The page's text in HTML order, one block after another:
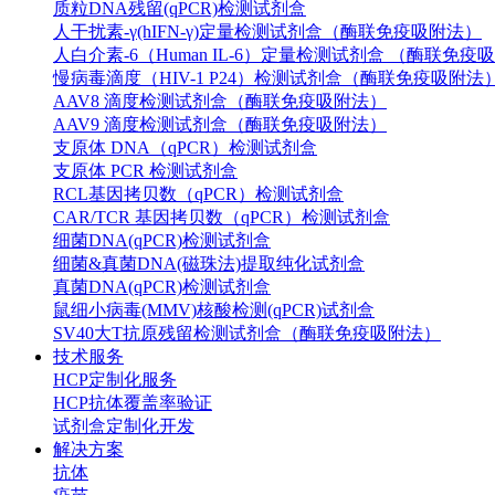
质粒DNA残留(qPCR)检测试剂盒
人干扰素-γ(hIFN-γ)定量检测试剂盒（酶联免疫吸附法）
人白介素-6（Human IL-6）定量检测试剂盒 （酶联免疫吸
慢病毒滴度（HIV-1 P24）检测试剂盒（酶联免疫吸附法）
AAV8 滴度检测试剂盒（酶联免疫吸附法）
AAV9 滴度检测试剂盒（酶联免疫吸附法）
支原体 DNA（qPCR）检测试剂盒
支原体 PCR 检测试剂盒
RCL基因拷贝数（qPCR）检测试剂盒
CAR/TCR 基因拷贝数（qPCR）检测试剂盒
细菌DNA(qPCR)检测试剂盒
细菌&真菌DNA(磁珠法)提取纯化试剂盒
真菌DNA(qPCR)检测试剂盒
鼠细小病毒(MMV)核酸检测(qPCR)试剂盒
SV40大T抗原残留检测试剂盒（酶联免疫吸附法）
技术服务
HCP定制化服务
HCP抗体覆盖率验证
试剂盒定制化开发
解决方案
抗体